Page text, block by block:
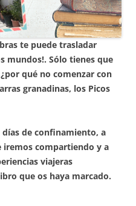
te puede trasladar
mundos!. Sólo tienes que
qué no comenzar con
granadinas, los Picos
de confinamiento, a
iremos compartiendo y a
viajeras
que os haya marcado.